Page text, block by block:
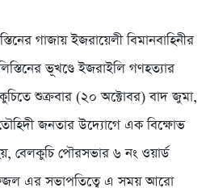
গাজায় ইজরায়েলী বিমানবাহিনীর
ভূখণ্ডে ইজরাইলি গণহত্যার
শুক্রবার (২০ অক্টোবর) বাদ জুমা,
তৌহিদী জনতার উদ্যোগে এক বিক্ষোভ
বেলকুচি পৌরসভার ৬ নং ওয়ার্ড
এর সভাপতিত্বে এ সময় আরো